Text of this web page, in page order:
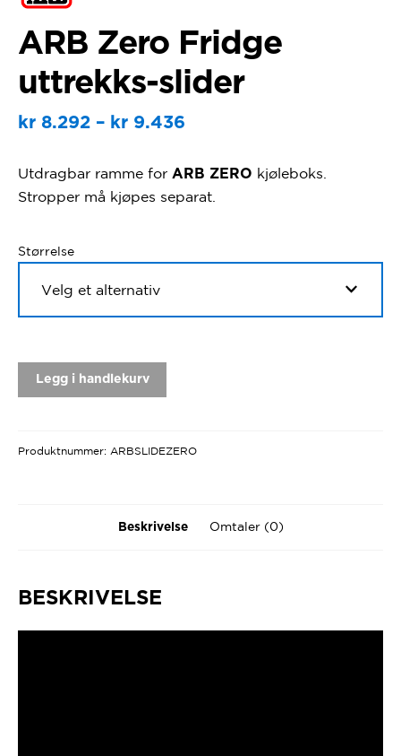
ARB Zero Fridge
uttrekks-slider
kr8.292 – kr9.436Prisområde:
til
kr 9.436
Utdragbar ramme for ARB ZERO kjøleboks.
Stropper må kjøpes separat.
Størrelse
Legg i handlekurv
Produktnummer: ARBSLIDEZERO
Beskrivelse Omtaler (0)
BESKRIVELSE